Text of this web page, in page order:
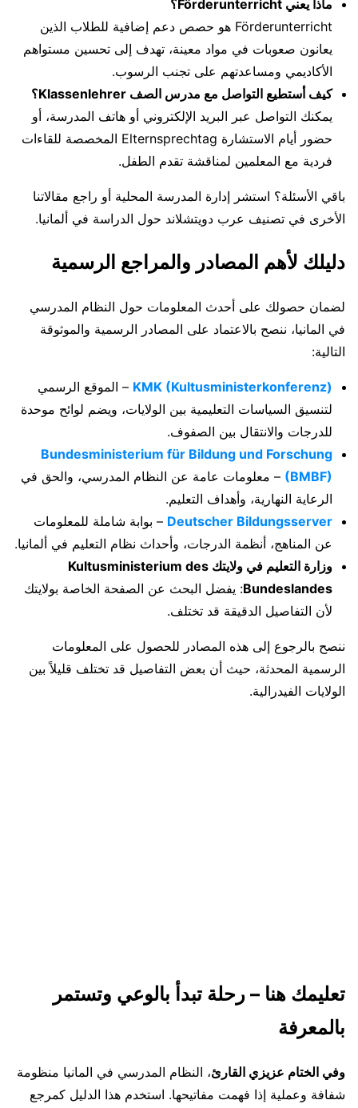
ماذا يعني Förderunterricht؟
Förderunterricht هو حصص دعم إضافية للطلاب الذين
يعانون صعوبات في مواد معينة، تهدف إلى تحسين مستواهم
الأكاديمي ومساعدتهم على تجنب الرسوب.
كيف أستطيع التواصل مع مدرس الصف Klassenlehrer؟
يمكنك التواصل عبر البريد الإلكتروني أو هاتف المدرسة، أو
حضور أيام الاستشارة Elternsprechtag المخصصة للقاءات
فردية مع المعلمين لمناقشة تقدم الطفل.
باقي الأسئلة؟ استشر إدارة المدرسة المحلية أو راجع مقالاتنا
الأخرى في تصنيف عرب دويتشلاند حول الدراسة في ألمانيا.
دليلك لأهم المصادر والمراجع الرسمية
لضمان حصولك على أحدث المعلومات حول النظام المدرسي
في المانيا، ننصح بالاعتماد على المصادر الرسمية والموثوقة
التالية:
KMK (Kultusministerkonferenz) – الموقع الرسمي
لتنسيق السياسات التعليمية بين الولايات، ويضم لوائح موحدة
للدرجات والانتقال بين الصفوف.
Bundesministerium für Bildung und Forschung
(BMBF) – معلومات عامة عن النظام المدرسي، والحق في
الرعاية النهارية، وأهداف التعليم.
Deutscher Bildungsserver – بوابة شاملة للمعلومات
عن المناهج، أنظمة الدرجات، وأحداث نظام التعليم في ألمانيا.
وزارة التعليم في ولايتك Kultusministerium des
Bundeslandes: يفضل البحث عن الصفحة الخاصة بولايتك
لأن التفاصيل الدقيقة قد تختلف.
ننصح بالرجوع إلى هذه المصادر للحصول على المعلومات
الرسمية المحدثة، حيث أن بعض التفاصيل قد تختلف قليلاً بين
الولايات الفيدرالية.
تعليمك هنا – رحلة تبدأ بالوعي وتستمر
بالمعرفة
وفي الختام عزيزي القارئ، النظام المدرسي في المانيا منظومة
شفافة وعملية إذا فهمت مفاتيحها. استخدم هذا الدليل كمرجع